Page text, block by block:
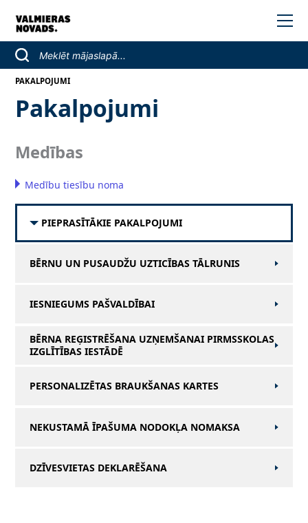
PAKALPOJUMI
Pakalpojumi
PIEPRASĪTĀKIE PAKALPOJUMI
BĒRNU UN PUSAUDŽU UZTICĪBAS TĀLRUNIS
IESNIEGUMS PAŠVALDĪBAI
BĒRNA REĢISTRĒŠANA UZŅEMŠANAI PIRMSSKOLAS
IZGLĪTĪBAS IESTĀDĒ
PERSONALIZĒTAS BRAUKŠANAS KARTES
NEKUSTAMĀ ĪPAŠUMA NODOKĻA NOMAKSA
DZĪVESVIETAS DEKLARĒŠANA
Medības
Medību tiesību noma